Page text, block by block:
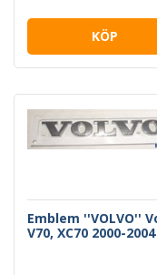
KÖP
Emblem ''VOLVO''
V70, XC70 2000-2004